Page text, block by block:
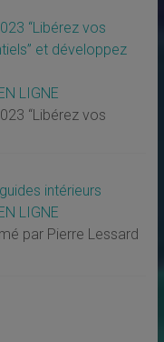
“Libérez vos
et développez
LIGNE
“Libérez vos
intérieurs
LIGNE
par Pierre Lessard